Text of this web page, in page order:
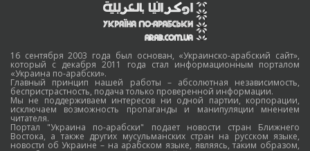
16 сентября 2003 года был основан, «Украинско-арабский сайт»,
который с декабря 2011 года стал информационным порталом
«Украина по-арабски».
Главный принцип нашей работы – абсолютная независимость,
беспристрастность, подача только проверенной информации.
Мы не поддерживаем интересов ни одной партии, корпорации,
исключаем возможность пропаганды и манипуляции мнением
читателя.
Портал "Украина по-арабски" подает новости стран Ближнего
Востока, а также других мусульманских стран на русском языке,
новости об Украине – на арабском языке, являясь, таким образом,